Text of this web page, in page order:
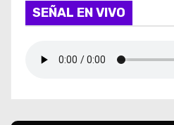
SEÑAL EN VIVO